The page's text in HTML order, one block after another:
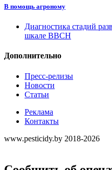
В помощь агроному
Диагностика стадий
шкале ВВСН
Дополнительно
Пресс-релизы
Новости
Статьи
Реклама
Контакты
www.pesticidy.by 2018-2026